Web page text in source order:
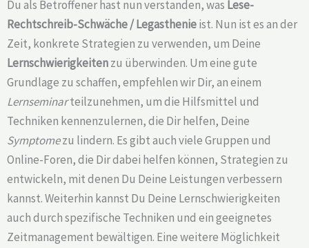
Du als Betroffener hast nun verstanden, was Lese-
Rechtschreib-Schwäche /Legasthenieist. Nun ist es an der
Zeit, konkrete Strategien zu verwenden, um Deine
Lernschwierigkeitenzu überwinden. Um eine gute
Grundlage zu schaffen, empfehlen wir Dir, an einem
Lernseminarteilzunehmen, um die Hilfsmittel und
Techniken kennenzulernen, die Dir helfen, Deine
Symptomezu lindern. Es gibt auch viele Gruppen und
Online-Foren, die Dir dabei helfen können, Strategien zu
entwickeln, mit denen Du Deine Leistungen verbessern
kannst. Weiterhin kannst Du Deine Lernschwierigkeiten
auch durch spezifische Techniken und ein geeignetes
Zeitmanagement bewältigen. Eine weitere Möglichkeit